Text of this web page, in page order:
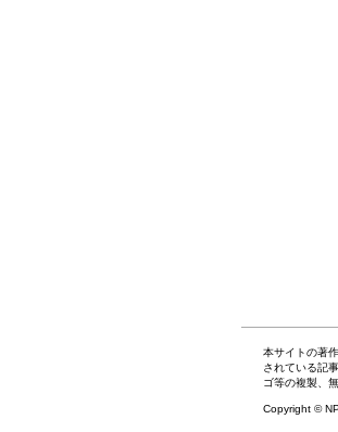
本サイトの著
されている記
ゴ等の複製、
Copyright ©